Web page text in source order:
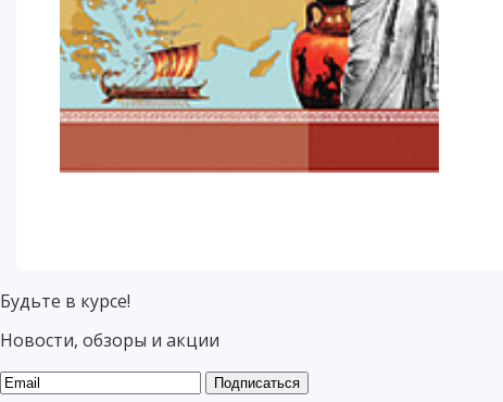
Будьте в курсе!
Новости, обзоры и акции
Подписаться